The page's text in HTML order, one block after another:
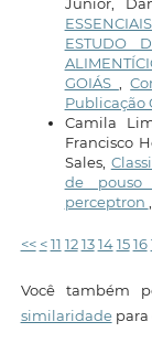
ESTUDO
GOIÁS
,
Publicação
Camila
Francisco
Sales,
de pouso
perceptron
<< < 11 12 13 14 15 16
Você também
similaridadepara